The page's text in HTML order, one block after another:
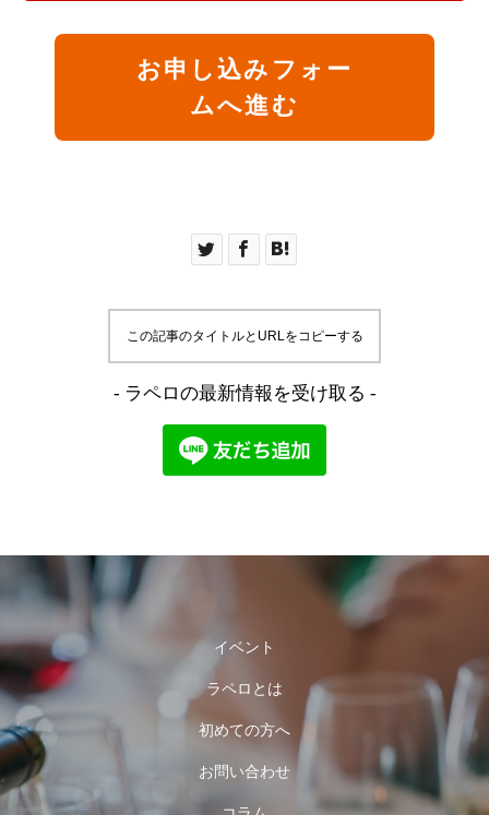
お申し込みフォー
ムへ進む
この記事のタイトルとURLをコピーする
- ラペロの最新情報を受け取る -
イベント
ラペロとは
初めての方へ
お問い合わせ